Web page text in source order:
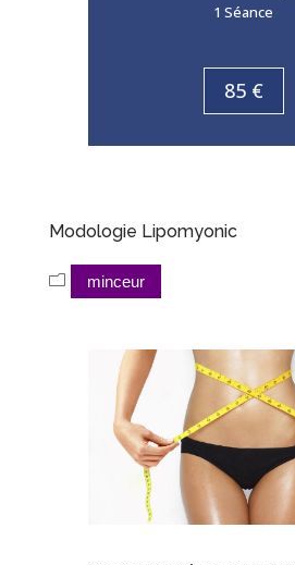
1 Séance
85 €
Modologie Lipomyonic
minceur